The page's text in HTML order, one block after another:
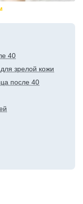
40
зрелой кожи
после 40